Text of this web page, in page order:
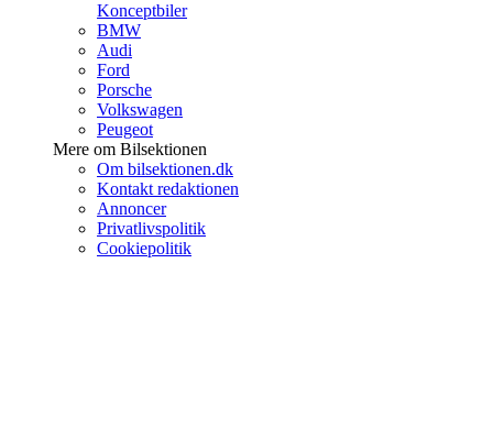
Konceptbiler
BMW
Audi
Ford
Porsche
Volkswagen
Peugeot
Mere om Bilsektionen
Om bilsektionen.dk
Kontakt redaktionen
Annoncer
Privatlivspolitik
Cookiepolitik